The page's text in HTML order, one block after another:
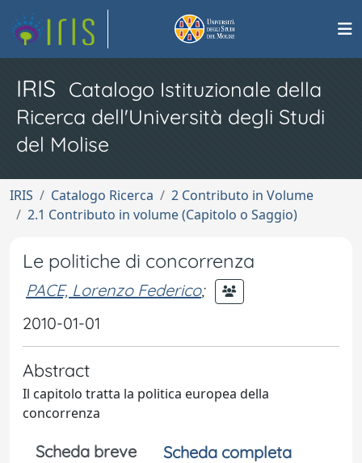
IRIS Catalogo Istituzionale della
Ricerca dell'Università degli Studi
del Molise
IRIS Catalogo Ricerca
2 Contributo in Volume
2.1 Contributo in volume (Capitolo o Saggio)
Le politiche di concorrenza
PACE, Lorenzo Federico;
2010-01-01
Abstract
Il capitolo tratta la politica europea della
concorrenza
Scheda breve
Scheda completa